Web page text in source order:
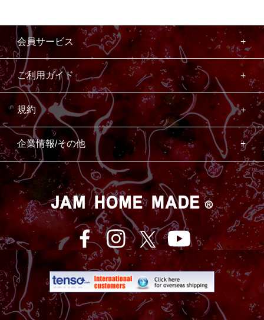
会員サービス
ご利用ガイド
規約
企業情報/その他